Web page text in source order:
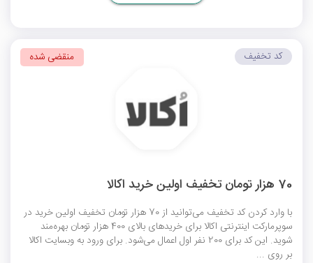
70 هزار تومان تخفیف اولین خرید اکالا
با وارد کردن کد تخفیف می‌توانید از 70 هزار تومان تخفیف اولین خرید در
سوپرمارکت اینترنتی اکالا برای خریدهای بالای 400 هزار تومان بهره‌مند
شوید. این کد برای 200 نفر اول اعمال می‌شود. برای ورود به وبسایت اکالا
بر روی ...
کد تخفیف منقضی شده